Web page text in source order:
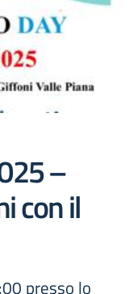
–
con il
presso lo